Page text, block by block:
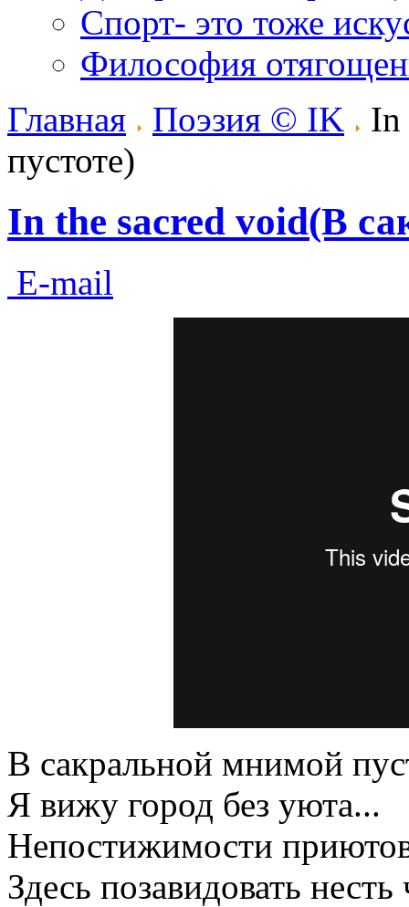
Спорт- это тоже
Философия
Главная
Поэзия © IK
In
пустоте)
In the sacred void(В
E-mail
В сакральной мнимой
Я вижу город без уюта...
Непостижимости
Здесь позавидовать несть